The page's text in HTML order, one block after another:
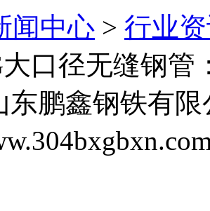
闻中心 > 行业
口径无缝钢
东鹏鑫钢铁有